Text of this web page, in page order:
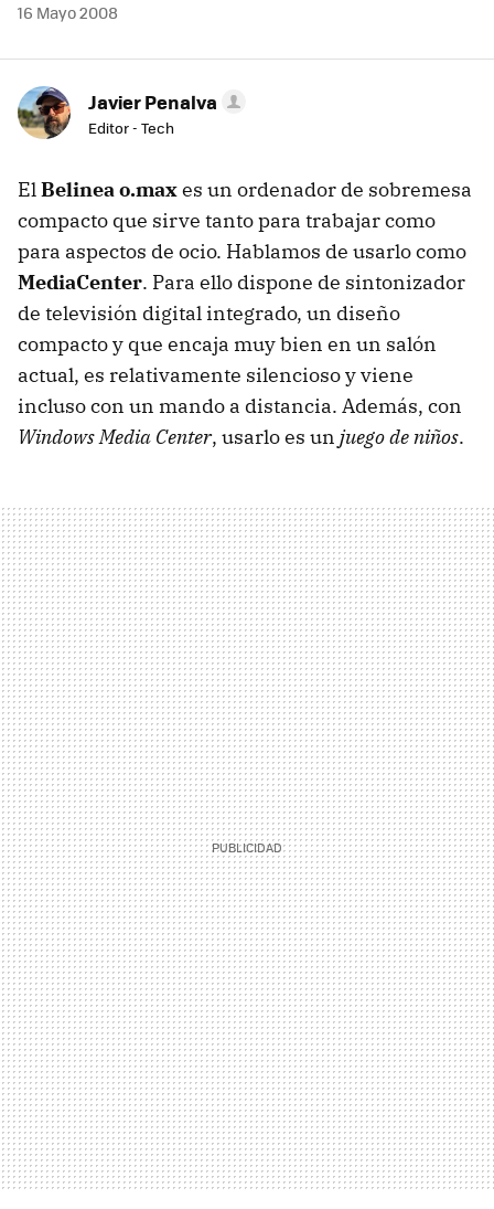
16 Mayo 2008
Javier Penalva
Editor - Tech
ElBelinea o.maxes un ordenador de sobremesa
compacto que sirve tanto para trabajar como
para aspectos de ocio. Hablamos de usarlo como
MediaCenter. Para ello dispone de sintonizador
de televisión digital integrado, un diseño
compacto y que encaja muy bien en un salón
actual, es relativamente silencioso y viene
incluso con un mando a distancia. Además, con
Windows Media Center, usarlo es un juego de niños.